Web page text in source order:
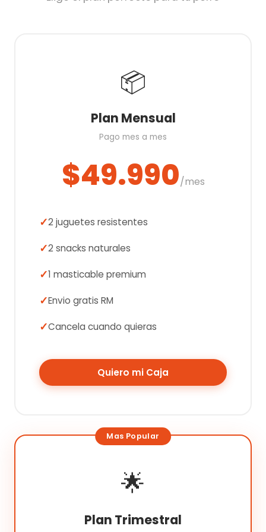
📦
Plan Mensual
Pago mes a mes
$49.990/mes
2 juguetes resistentes
2 snacks naturales
1 masticable premium
Envio gratis RM
Cancela cuando quieras
Quiero mi Caja
🌟
Plan Trimestral